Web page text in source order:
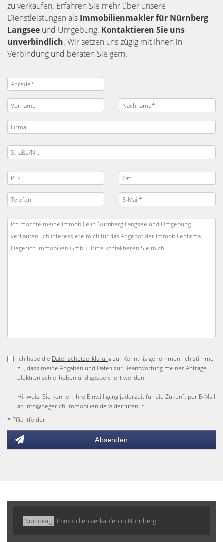
zu verkaufen. Erfahren Sie mehr über unsere
Dienstleistungen als Immobilienmakler für Nürnberg
Langsee und Umgebung. Kontaktieren Sie uns
unverbindlich. Wir setzen uns zügig mit Ihnen in
Verbindung und beraten Sie gern.
Ich habe die Datenschutzerklärungzur Kenntnis genommen. Ich stimme
zu, dass meine Angaben und Daten zur Beantwortung meiner Anfrage
elektronisch erhoben und gespeichert werden.
Hinweis: Sie können Ihre Einwilligung jederzeit für die Zukunft per E-Mail
an info@hegerich-immobilien.de widerrufen. *
* Pflichtfelder
Absenden
Nürnberg Immobilien verkaufen in Nürnberg